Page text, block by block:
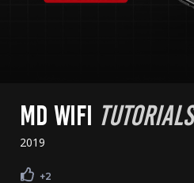
MD WIFI TUTORIALS
2019
+2